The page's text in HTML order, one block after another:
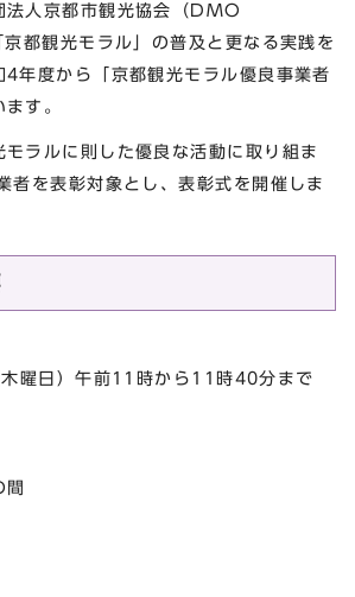
法人京都市観光協会（DMO
都観光モラル」の普及と更なる実践を
4年度から「京都観光モラル優良事業者
す。
ラルに則した優良な活動に取り組ま
者を表彰対象とし、表彰式を開催しま
曜日）午前11時から11時40分まで
間